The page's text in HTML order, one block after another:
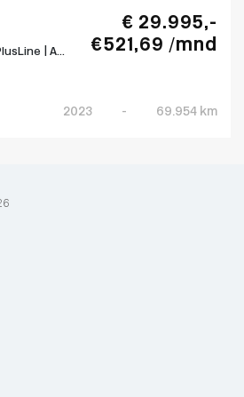
| A...
€ 29.995,-
€ 521,69 /mnd
2023 - 69.954 km